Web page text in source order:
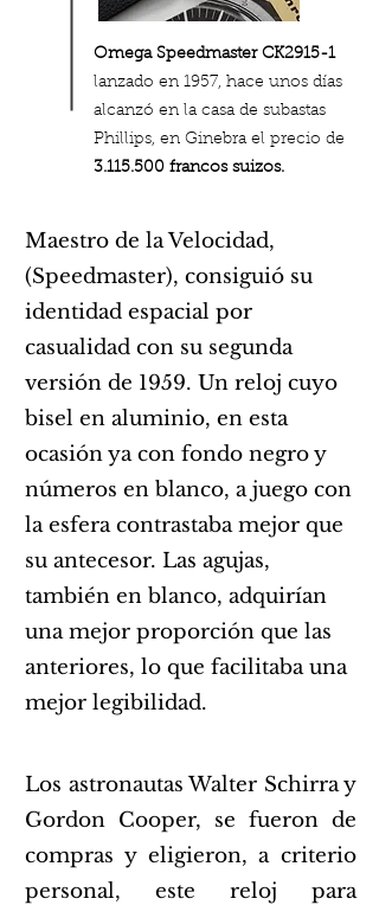
Omega Speedmaster CK2915-1
lanzado en 1957, hace unos días
alcanzó en la casa de subastas
Phillips, en Ginebra el precio de
3.115.500 francos suizos.
Maestro de la Velocidad,
(Speedmaster), consiguió su
identidad espacial por
casualidad con su segunda
versión de 1959. Un reloj cuyo
bisel en aluminio, en esta
ocasión ya con fondo negro y
números en blanco, a juego con
la esfera contrastaba mejor que
su antecesor. Las agujas,
también en blanco, adquirían
una mejor proporción que las
anteriores, lo que facilitaba una
mejor legibilidad.
Los astronautas Walter Schirra y
Gordon Cooper, se fueron de
compras y eligieron, a criterio
personal, este reloj para